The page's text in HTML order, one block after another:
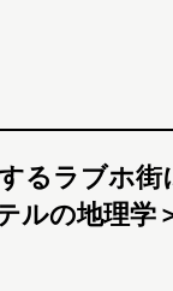
るラブホ街
ルの地理学